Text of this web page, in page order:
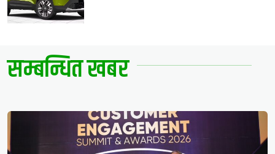
सम्बन्धित खबर